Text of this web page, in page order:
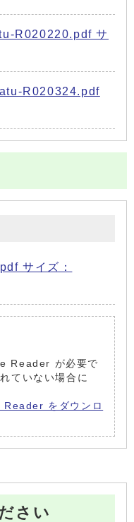
R020220.pdf サ
R020324.pdf
サイズ：
Reader が必要で
ていない場合に
をダウンロ
さい